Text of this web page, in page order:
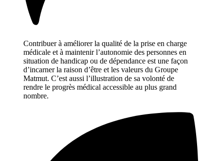
Contribuer à améliorer la qualité de la prise en charge
médicale et à maintenir l’autonomie des personnes en
situation de handicap ou de dépendance est une façon
d’incarner la raison d’être et les valeurs du Groupe
Matmut. C’est aussi l’illustration de sa volonté de
rendre le progrès médical accessible au plus grand
nombre.